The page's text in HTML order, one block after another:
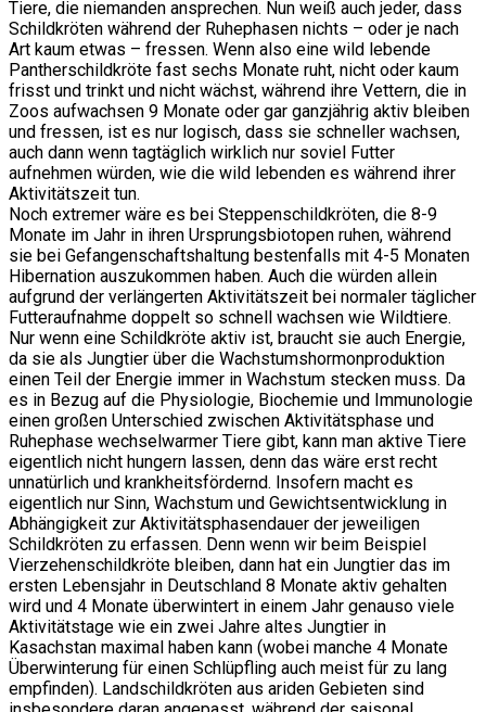
Tiere, die niemanden ansprechen. Nun weiß auch jeder, dass
Schildkröten während der Ruhephasen nichts – oder je nach
Art kaum etwas – fressen. Wenn also eine wild lebende
Pantherschildkröte fast sechs Monate ruht, nicht oder kaum
frisst und trinkt und nicht wächst, während ihre Vettern, die in
Zoos aufwachsen 9 Monate oder gar ganzjährig aktiv bleiben
und fressen, ist es nur logisch, dass sie schneller wachsen,
auch dann wenn tagtäglich wirklich nur soviel Futter
aufnehmen würden, wie die wild lebenden es während ihrer
Aktivitätszeit tun.
Noch extremer wäre es bei Steppenschildkröten, die 8-9
Monate im Jahr in ihren Ursprungsbiotopen ruhen, während
sie bei Gefangenschaftshaltung bestenfalls mit 4-5 Monaten
Hibernation auszukommen haben. Auch die würden allein
aufgrund der verlängerten Aktivitätszeit bei normaler täglicher
Futteraufnahme doppelt so schnell wachsen wie Wildtiere.
Nur wenn eine Schildkröte aktiv ist, braucht sie auch Energie,
da sie als Jungtier über die Wachstumshormonproduktion
einen Teil der Energie immer in Wachstum stecken muss. Da
es in Bezug auf die Physiologie, Biochemie und Immunologie
einen großen Unterschied zwischen Aktivitätsphase und
Ruhephase wechselwarmer Tiere gibt, kann man aktive Tiere
eigentlich nicht hungern lassen, denn das wäre erst recht
unnatürlich und krankheitsfördernd. Insofern macht es
eigentlich nur Sinn, Wachstum und Gewichtsentwicklung in
Abhängigkeit zur Aktivitätsphasendauer der jeweiligen
Schildkröten zu erfassen. Denn wenn wir beim Beispiel
Vierzehenschildkröte bleiben, dann hat ein Jungtier das im
ersten Lebensjahr in Deutschland 8 Monate aktiv gehalten
wird und 4 Monate überwintert in einem Jahr genauso viele
Aktivitätstage wie ein zwei Jahre altes Jungtier in
Kasachstan maximal haben kann (wobei manche 4 Monate
Überwinterung für einen Schlüpfling auch meist für zu lang
empfinden). Landschildkröten aus ariden Gebieten sind